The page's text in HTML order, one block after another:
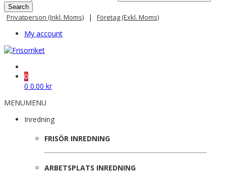
Privatperson (inkl. Moms) | Företag (exkl. Moms)
My account
0
0 0.00 kr
MENUMENU
Inredning
FRISÖR INREDNING
ARBETSPLATS INREDNING